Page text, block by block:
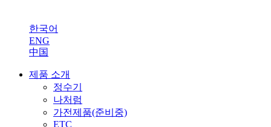
한국어
ENG
中国
제품 소개
정수기
나처럼
가전제품(준비중)
ETC